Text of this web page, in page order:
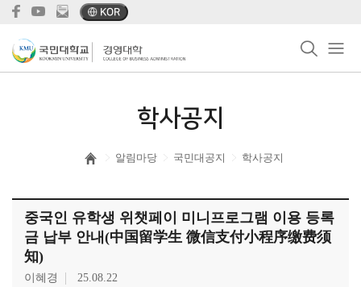
KOR
학사공지
알림마당 국민대공지 학사공지
중국인 유학생 위챗페이 미니프로그램 이용 등록
금 납부 안내(中国留学生 微信支付小程序缴费须
知)
이혜경 25.08.22